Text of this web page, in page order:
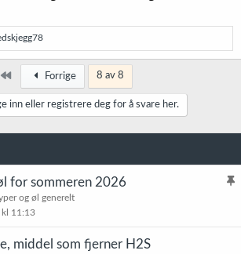
Først Forrige 8 av 8
inn eller registrere deg for å svare her.
K
for sommeren 2026
og øl generelt
kl 11:13
middel som fjerner H2S